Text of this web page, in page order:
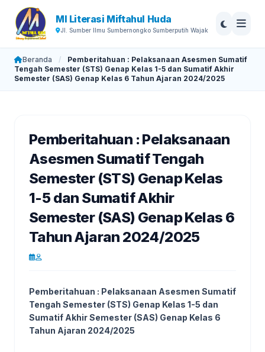
MI Literasi Miftahul Huda
Jl. Sumber Ilmu Sumbernongko Sumberputih Wajak
Beranda /
Pemberitahuan : Pelaksanaan Asesmen Sumatif
Tengah Semester (STS) Genap Kelas 1-5 dan Sumatif Akhir
Semester (SAS) Genap Kelas 6 Tahun Ajaran 2024/2025
Pemberitahuan : Pelaksanaan
Asesmen Sumatif Tengah
Semester (STS) Genap Kelas
1-5 dan Sumatif Akhir
Semester (SAS) Genap Kelas 6
Tahun Ajaran 2024/2025
Pemberitahuan : Pelaksanaan Asesmen Sumatif
Tengah Semester (STS) Genap Kelas 1-5 dan
Sumatif Akhir Semester (SAS) Genap Kelas 6
Tahun Ajaran 2024/2025